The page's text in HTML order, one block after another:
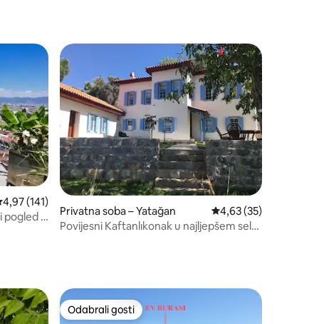
„Odabrali gosti”
ocjena: 4,97/5, recenzija: 141
4,97 (141)
pogled u
Privatna soba – Yatağan Prosječna ocjena:
4,63 (35)
Povijesni Kaftanlıkonak u najljepšem selu
Odabrali gosti
Odabrali gosti